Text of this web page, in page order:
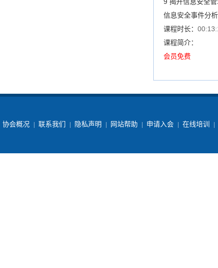
信息安全事件分
课程时长：
课程简介：
会员免费
协会概况 联系我们 隐私声明 网站帮助 申请入会 在线培训